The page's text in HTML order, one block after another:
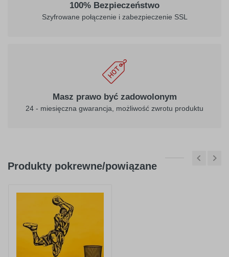
czerwony
pomarańczowy
ciemny
fioletowy
różowy
404
045
100% Bezpieczeństwo
Szyfrowane połączenie i zabezpieczenie SSL
Masz prawo być zadowolonym
24 - miesięczna gwarancja, możliwość zwrotu produktu
Produkty pokrewne/powiązane